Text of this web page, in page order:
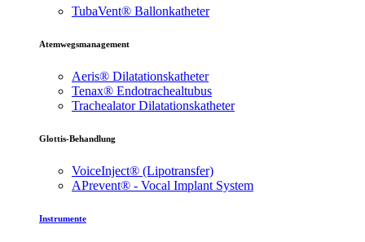
TubaVent® Ballonkatheter
Atemwegsmanagement
Aeris® Dilatationskatheter
Tenax® Endotrachealtubus
Trachealator Dilatationskatheter
Glottis-Behandlung
VoiceInject® (Lipotransfer)
APrevent® - Vocal Implant System
Instrumente